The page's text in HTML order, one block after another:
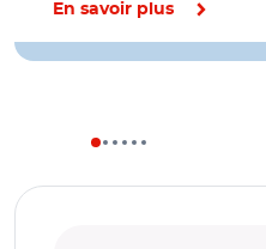
En savoir plus